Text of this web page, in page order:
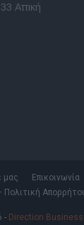
Αττική
μας
Επικοινωνία
- Direction Business